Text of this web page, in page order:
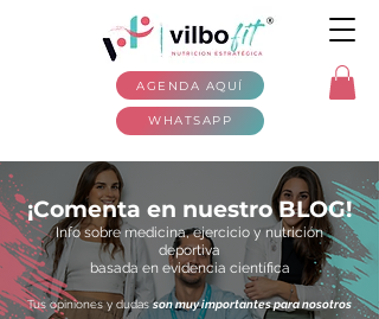
WHATSAPP
AGENDA AQUÍ
¡Comenta en nuestro BLOG!
Info sobre medicina, ejercicio y nutrición
deportiva
basada en evidencia científica
Tus opiniones y dudasson muy importantes para nosotros